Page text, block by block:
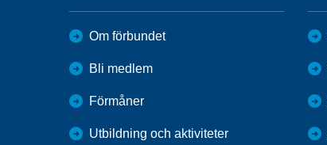
Om förbundet
Bli medlem
Förmåner
Utbildning och aktiviteter